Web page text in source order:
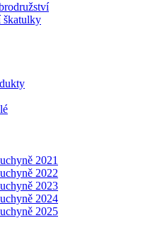
škatulky
2021
2022
2023
2024
2025